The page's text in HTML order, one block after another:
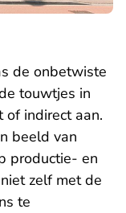
de onbetwiste
touwtjes in
of indirect aan.
beeld van
productie- en
zelf met de
te